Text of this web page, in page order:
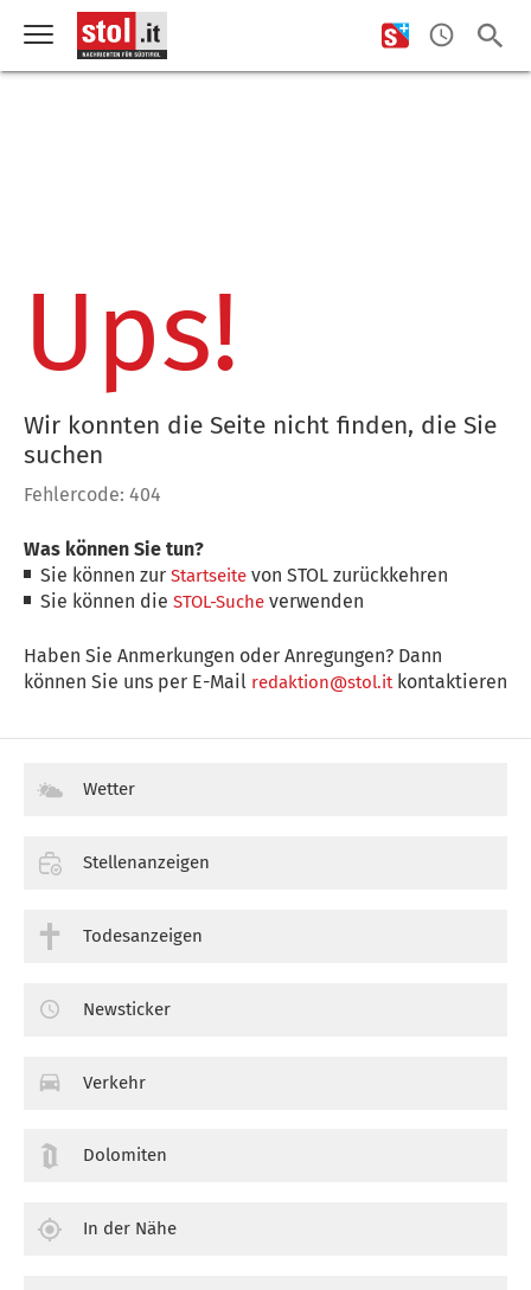
Ups!
Wir konnten die Seite nicht finden, die Sie
suchen
Fehlercode: 404
Was können Sie tun?
Sie können zurStartseite von STOL zurückkehren
Sie können dieSTOL-Suche verwenden
Haben Sie Anmerkungen oder Anregungen? Dann
können Sie uns per E-Mail redaktion@stol.itkontaktieren
Wetter
Stellenanzeigen
Todesanzeigen
Newsticker
Verkehr
Dolomiten
In der Nähe